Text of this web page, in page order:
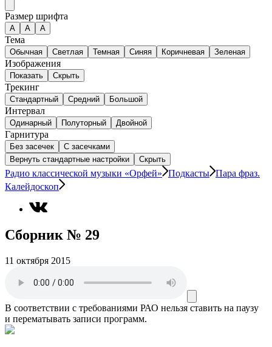
Размер шрифта
А A A
Тема
Обычная Светлая Темная Синяя Коричневая Зеленая
Изображения
Показать Скрыть
Трекинг
Стандартный Средний Большой
Интервал
Одинарный Полуторный Двойной
Гарнитура
Без засечек
С засечками
Вернуть стандартные настройки
Скрыть
Радио классической музыки «Орфей» Подкасты Пара фраз.
Калейдоскоп
Сборник № 29
11 октября 2015
В соответствии с требованиями РАО нельзя ставить на паузу
и перематывать записи программ.